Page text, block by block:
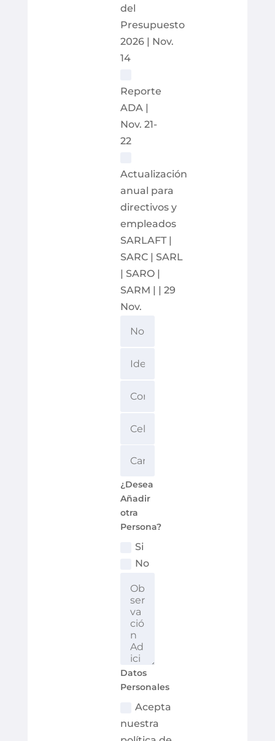
del
Presupuesto
2026 | Nov.
14
Reporte
ADA |
Nov. 21-
22
Actualización
anual para
directivos y
empleados
SARLAFT |
SARC | SARL
| SARO |
SARM | | 29
Nov.
¿Desea
Añadir
otra
Persona?
Si
No
Datos
Personales
Acepta
nuestra